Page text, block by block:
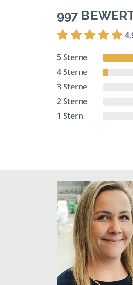
997
5 Sterne
4 Sterne
3 Sterne
2 Sterne
1 Stern